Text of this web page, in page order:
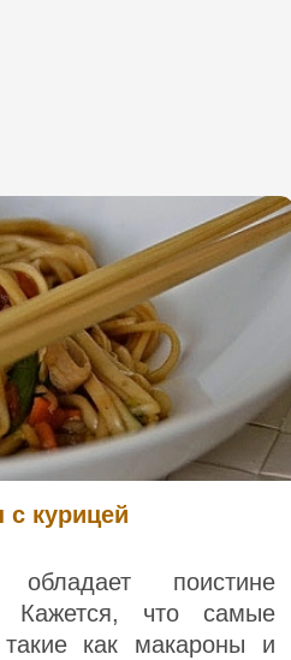
курицей
поистине
Кажется, что самые
как макароны и